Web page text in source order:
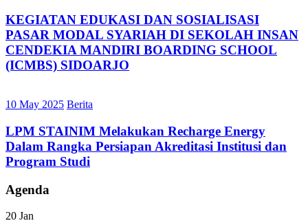
KEGIATAN EDUKASI DAN SOSIALISASI
PASAR MODAL SYARIAH DI SEKOLAH INSAN
CENDEKIA MANDIRI BOARDING SCHOOL
(ICMBS) SIDOARJO
10 May 2025 Berita
LPM STAINIM Melakukan Recharge Energy
Dalam Rangka Persiapan Akreditasi Institusi dan
Program Studi
Agenda
20 Jan